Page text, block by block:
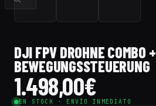
DJI FPV DROHNE COMBO +
BEWEGUNGSSTEUERUNG
1.498,00€
EN STOCK · ENVÍO INMEDIATO